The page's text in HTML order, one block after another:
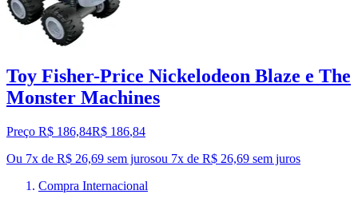
Toy Fisher-Price Nickelodeon Blaze e The
Monster Machines
Preço R$ 186,84R$ 186,84
Ou 7x de R$ 26,69 sem jurosou 7x de R$ 26,69 sem juros
Compra Internacional